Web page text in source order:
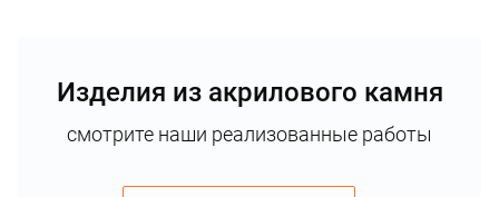
Изделия из акрилового камня
смотрите наши реализованные работы